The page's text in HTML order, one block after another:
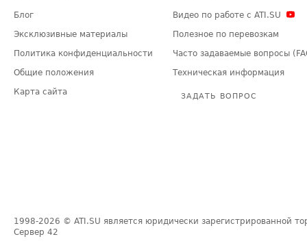
Блог
Эксклюзивные материалы
Политика конфиденциальности
Общие положения
Карта сайта
Видео по работе с ATI.SU
Полезное по перевозкам
Часто задаваемые вопросы
Техническая информация
ЗАДАТЬ ВОПРОС
1998-2026 © ATI.SU является юридически зарегистрированной
Сервер 42